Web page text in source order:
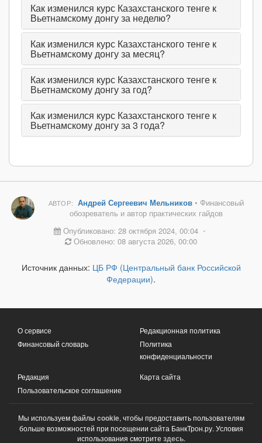
Как изменился курс Казахстанского тенге к
Вьетнамскому донгу за неделю?
Как изменился курс Казахстанского тенге к
Вьетнамскому донгу за месяц?
Как изменился курс Казахстанского тенге к
Вьетнамскому донгу за год?
Как изменился курс Казахстанского тенге к
Вьетнамскому донгу за 3 года?
АВТОР: Андрей Сергеевич Мельников• Финансовый
обозреватель и автор практических гайдов
Опубликовано: 28 октября 2024, 00:04 •
Обновлено: 08 августа 2026, 00:00
Источник данных: ЦБ РФ (Центральный банк Российской
Федерации).
О сервисе
Финансовый словарь
Редакционная политика
Политика
конфиденциальности
Редакция
Пользовательское соглашение
Карта сайта
Мы используем файлы cookie, чтобы предоставить пользователям
больше возможностей при посещении сайта БанкТрон.ру. Условия
использования смотрите здесь.